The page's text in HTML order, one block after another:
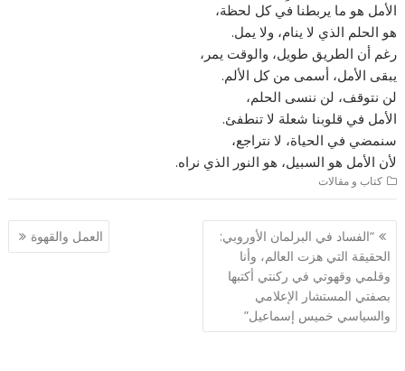
الأمل هو ما يربطنا في كل لحظة،
هو الحلم الذي لا ينام، ولا يمل.
رغم أن الطريق طويل، والوقت يمر،
يبقى الأمل، أسمى من كل الألم.
لن نتوقف، لن ننسى الحلم،
الأمل في قلوبنا شعلة لا تنطفئ.
سنمضي في الحياة، لا نتراجع،
لأن الأمل هو السبيل، هو النور الذي نراه.
كتاب و مقالات
تصفّح
المقالات
“الفساد في البرلمان الأوروبي:
الحقيقة التي هزت العالم، وأنا
وقلمي وقهوتي في ركنتي أكتبها
بصفتي المستشار الإعلامي
والسياسي خميس إسماعيل”
العمل والقهوة